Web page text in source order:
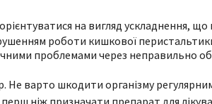
на вигляд ускладнення,
роботи кишкової
проблемами через неправильно
Не варто шкодити організму
ніж призначати препарат для